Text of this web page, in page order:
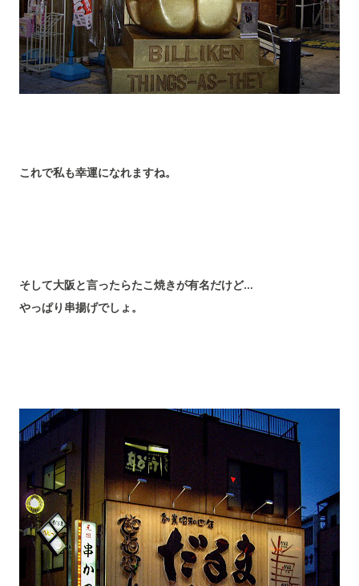
これで私も幸運になれますね。
そして大阪と言ったらたこ焼きが有名だけど…
やっぱり串揚げでしょ。